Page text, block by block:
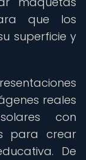
que los
superficie y
reales
con
para crear
De